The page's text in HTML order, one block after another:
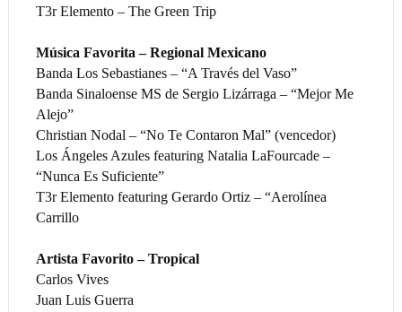
T3r Elemento – The Green Trip
Música Favorita – Regional Mexicano
Banda Los Sebastianes – “A Través del Vaso”
Banda Sinaloense MS de Sergio Lizárraga – “Mejor Me
Alejo”
Christian Nodal – “No Te Contaron Mal” (vencedor)
Los Ángeles Azules featuring Natalia LaFourcade –
“Nunca Es Suficiente”
T3r Elemento featuring Gerardo Ortiz – “Aerolínea
Carrillo
Artista Favorito – Tropical
Carlos Vives
Juan Luis Guerra